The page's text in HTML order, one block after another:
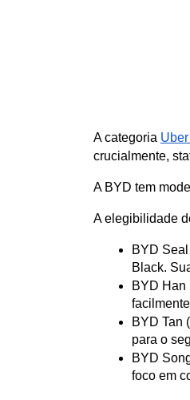
A categoria
crucialmente,
A BYD tem
A elegibilidade
BYD
Black.
BYD Han
BYD Tan
para o
BYD
foco em